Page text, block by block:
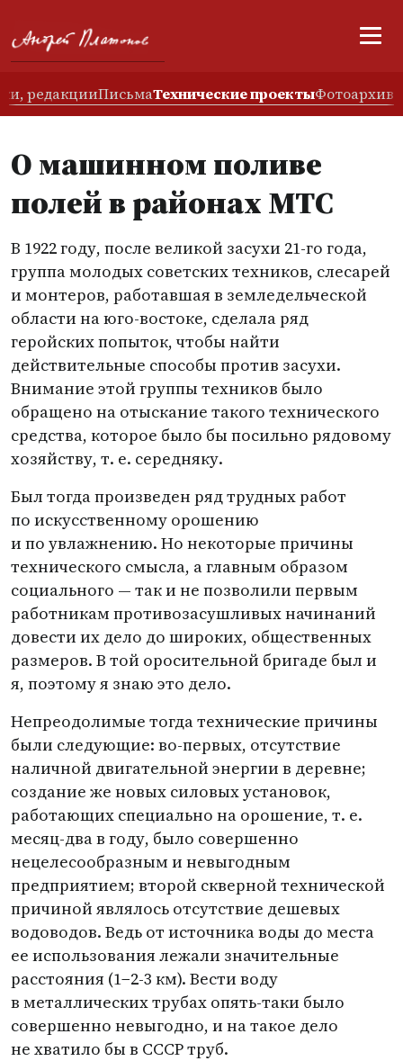
редакцииПисьмаТехнические проектыФотоархив
О машинном поливе
полей в районах МТС
В 1922 году, после великой засухи 21-го года,
группа молодых советских техников, слесарей
и монтеров, работавшая в земледельческой
области на юго-востоке, сделала ряд
геройских попыток, чтобы найти
действительные способы против засухи.
Внимание этой группы техников было
обращено на отыскание такого технического
средства, которое было бы посильно рядовому
хозяйству, т. е. середняку.
Был тогда произведен ряд трудных работ
по искусственному орошению
и по увлажнению. Но некоторые причины
технического смысла, а главным образом
социального — так и не позволили первым
работникам противозасушливых начинаний
довести их дело до широких, общественных
размеров. В той оросительной бригаде был и
я, поэтому я знаю это дело.
Непреодолимые тогда технические причины
были следующие: во-первых, отсутствие
наличной двигательной энергии в деревне;
создание же новых силовых установок,
работающих специально на орошение, т. е.
месяц-два в году, было совершенно
нецелесообразным и невыгодным
предприятием; второй скверной технической
причиной являлось отсутствие дешевых
водоводов. Ведь от источника воды до места
ее использования лежали значительные
расстояния (1−2-3 км). Вести воду
в металлических трубах опять-таки было
совершенно невыгодно, и на такое дело
не хватило бы в СССР труб.